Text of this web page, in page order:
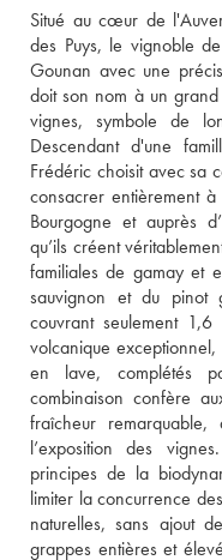
Situé au cœur de
des Puys, le vignoble
Gounan avec une
doit son nom à un
vignes, symbole de
Descendant d'une
Frédéric choisit avec sa
consacrer entièrement
Bourgogne et auprès
qu’ils créent
familiales de gamay et
sauvignon et du pinot
couvrant seulement
volcanique
en lave, complétés
combinaison confère
fraîcheur remarquable,
l’exposition des
principes de la
limiter la concurrence
naturelles, sans ajout
grappes entières et